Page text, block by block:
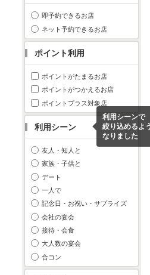
即予約できるお店
ネット予約できるお店
ポイント利用
ポイントがたまるお店
ポイントがつかえるお店
ポイントプラス対象店
利用シーン
利用シーンで
絞り込めるよ
なりました
友人・知人と
家族・子供と
デート
一人で
記念日・お祝い・サプライズ
会社の宴会
接待・会食
大人数の宴会
合コン